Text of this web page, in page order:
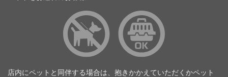
店内にペットと同伴する場合は、抱きかかえていただくかペット